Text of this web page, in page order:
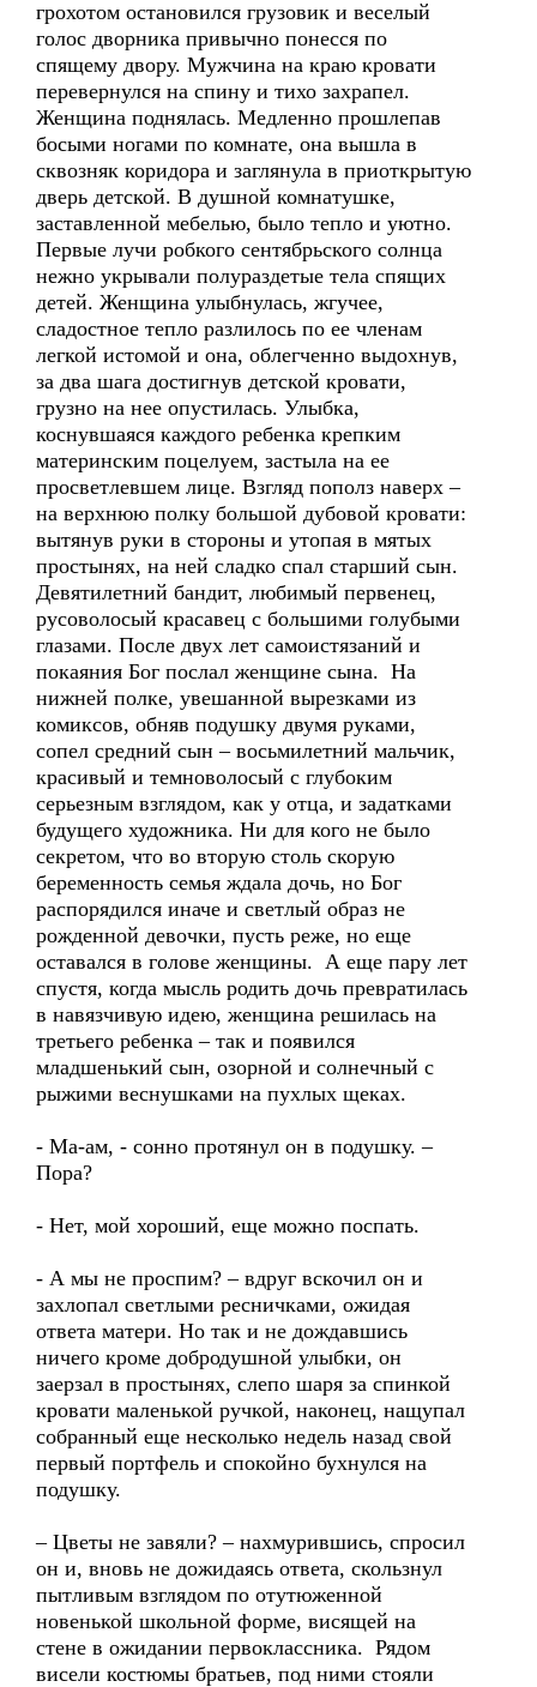
грохотом остановился грузовик и веселый
голос дворника привычно понесся по
спящему двору. Мужчина на краю кровати
перевернулся на спину и тихо захрапел.
Женщина поднялась. Медленно прошлепав
босыми ногами по комнате, она вышла в
сквозняк коридора и заглянула в приоткрытую
дверь детской. В душной комнатушке,
заставленной мебелью, было тепло и уютно.
Первые лучи робкого сентябрьского солнца
нежно укрывали полураздетые тела спящих
детей. Женщина улыбнулась, жгучее,
сладостное тепло разлилось по ее членам
легкой истомой и она, облегченно выдохнув,
за два шага достигнув детской кровати,
грузно на нее опустилась. Улыбка,
коснувшаяся каждого ребенка крепким
материнским поцелуем, застыла на ее
просветлевшем лице. Взгляд пополз наверх –
на верхнюю полку большой дубовой кровати:
вытянув руки в стороны и утопая в мятых
простынях, на ней сладко спал старший сын.
Девятилетний бандит, любимый первенец,
русоволосый красавец с большими голубыми
глазами. После двух лет самоистязаний и
покаяния Бог послал женщине сына. На
нижней полке, увешанной вырезками из
комиксов, обняв подушку двумя руками,
сопел средний сын – восьмилетний мальчик,
красивый и темноволосый с глубоким
серьезным взглядом, как у отца, и задатками
будущего художника. Ни для кого не было
секретом, что во вторую столь скорую
беременность семья ждала дочь, но Бог
распорядился иначе и светлый образ не
рожденной девочки, пусть реже, но еще
оставался в голове женщины. А еще пару лет
спустя, когда мысль родить дочь превратилась
в навязчивую идею, женщина решилась на
третьего ребенка – так и появился
младшенький сын, озорной и солнечный с
рыжими веснушками на пухлых щеках.
- Ма-ам, - сонно протянул он в подушку. –
Пора?
- Нет, мой хороший, еще можно поспать.
- А мы не проспим? – вдруг вскочил он и
захлопал светлыми ресничками, ожидая
ответа матери. Но так и не дождавшись
ничего кроме добродушной улыбки, он
заерзал в простынях, слепо шаря за спинкой
кровати маленькой ручкой, наконец, нащупал
собранный еще несколько недель назад свой
первый портфель и спокойно бухнулся на
подушку.
– Цветы не завяли? – нахмурившись, спросил
он и, вновь не дожидаясь ответа, скользнул
пытливым взглядом по отутюженной
новенькой школьной форме, висящей на
стене в ожидании первоклассника. Рядом
висели костюмы братьев, под ними стояли